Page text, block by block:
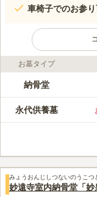
車椅子でのお参
ライフドット編集部のコ
浄土真宗本願
す。 この納
建物は日本国
プランを選択
みんなの評価
50代女性
お線香もお花
しだし食事なども帰り道
お墓タイプ
納骨堂
永代供養墓
みょうおんじしつないのうこつ
妙遠寺室内納骨堂「妙